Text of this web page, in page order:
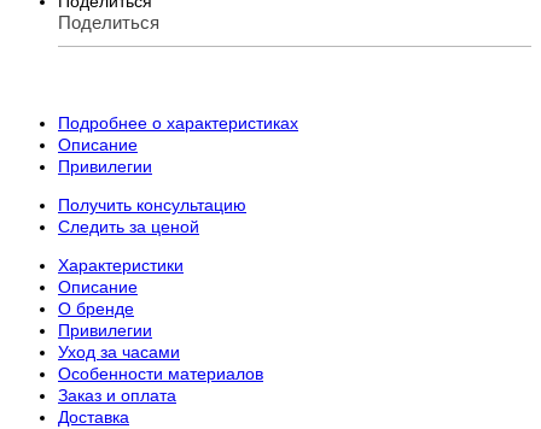
Поделиться
Подробнее о характеристиках
Описание
Привилегии
Получить консультацию
Следить за ценой
Характеристики
Описание
О бренде
Привилегии
Уход за часами
Особенности материалов
Заказ и оплата
Доставка